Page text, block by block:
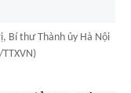
Bí thư Thành ủy Hà Nội